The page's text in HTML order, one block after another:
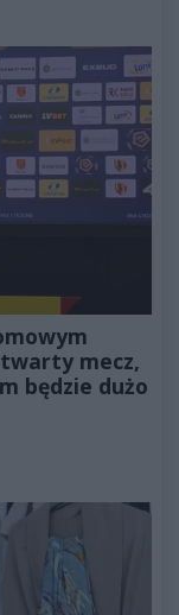
mecz,
będzie dużo